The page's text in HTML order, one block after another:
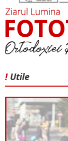
! Utile